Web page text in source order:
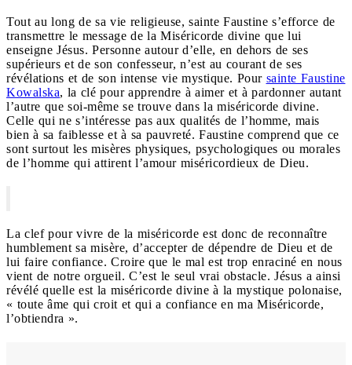
Tout au long de sa vie religieuse, sainte Faustine s’efforce de
transmettre le message de la Miséricorde divine que lui
enseigne Jésus. Personne autour d’elle, en dehors de ses
supérieurs et de son confesseur, n’est au courant de ses
révélations et de son intense vie mystique. Pour sainte Faustine
Kowalska, la clé pour apprendre à aimer et à pardonner autant
l’autre que soi-même se trouve dans la miséricorde divine.
Celle qui ne s’intéresse pas aux qualités de l’homme, mais
bien à sa faiblesse et à sa pauvreté. Faustine comprend que ce
sont surtout les misères physiques, psychologiques ou morales
de l’homme qui attirent l’amour miséricordieux de Dieu.
La clef pour vivre de la miséricorde est donc de reconnaître
humblement sa misère, d’accepter de dépendre de Dieu et de
lui faire confiance. Croire que le mal est trop enraciné en nous
vient de notre orgueil. C’est le seul vrai obstacle. Jésus a ainsi
révélé quelle est la miséricorde divine à la mystique polonaise,
« toute âme qui croit et qui a confiance en ma Miséricorde,
l’obtiendra ».